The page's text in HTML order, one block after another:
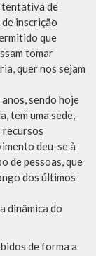
tentativa de
inscrição
que
tomar
quer nos sejam
sendo hoje
tem uma sede,
deu-se à
de pessoas, que
dos últimos
dinâmica do
de forma a